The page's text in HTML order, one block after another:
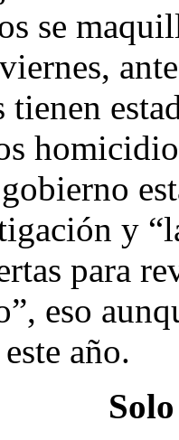
se
tienen
y
para
eso
año.